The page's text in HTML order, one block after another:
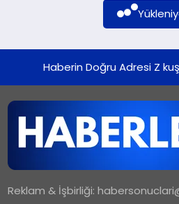
SPOR
TEKNOLOJI
Haberin Doğru Adresi Z
Reklam & İşbirliği: